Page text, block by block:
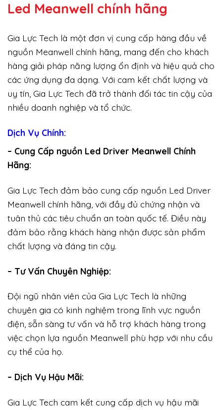
Led Meanwell chính hãng
Gia Lực Tech là một đơn vị cung cấp hàng đầu về
nguồn Meanwell chính hãng, mang đến cho khách
hàng giải pháp năng lượng ổn định và hiệu quả cho
các ứng dụng đa dạng. Với cam kết chất lượng và
uy tín, Gia Lực Tech đã trở thành đối tác tin cậy của
nhiều doanh nghiệp và tổ chức.
Dịch Vụ Chính:
– Cung Cấp nguồn Led Driver Meanwell Chính
Hãng:
Gia Lực Tech đảm bảo cung cấp nguồn Led Driver
Meanwell chính hãng, với đầy đủ chứng nhận và
tuân thủ các tiêu chuẩn an toàn quốc tế. Điều này
đảm bảo rằng khách hàng nhận được sản phẩm
chất lượng và đáng tin cậy.
– Tư Vấn Chuyên Nghiệp:
Đội ngũ nhân viên của Gia Lực Tech là những
chuyên gia có kinh nghiệm trong lĩnh vực nguồn
điện, sẵn sàng tư vấn và hỗ trợ khách hàng trong
việc chọn lựa nguồn Meanwell phù hợp với nhu cầu
cụ thể của họ.
– Dịch Vụ Hậu Mãi:
Gia Lực Tech cam kết cung cấp dịch vụ hậu mãi